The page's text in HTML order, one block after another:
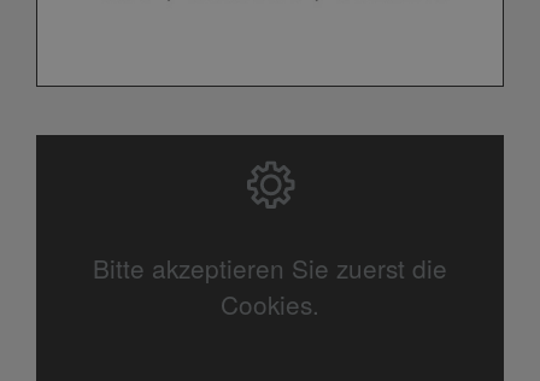
Bitte akzeptieren Sie zuerst die
Cookies.